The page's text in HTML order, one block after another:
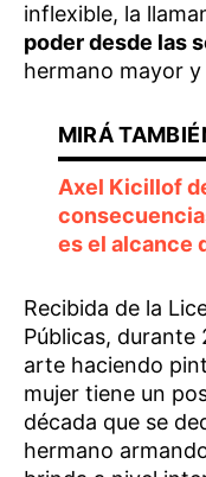
inflexible, la
poder desde las
hermano mayor
Axel Kicillof
es el alcance
Recibida de la
Públicas, durante
arte haciendo
mujer tiene un
década que se
hermano